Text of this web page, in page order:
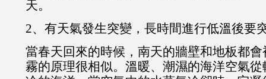
天。
2、有天氣發生突變，長時間進行低溫後要
當春天回來的時候，南天的牆壁和地板都
霧的原理很相似。溫暖、潮濕的海洋空氣